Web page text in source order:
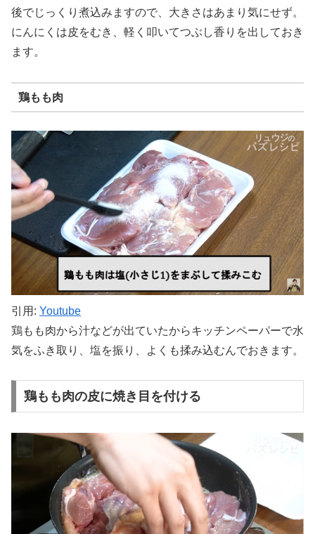
後でじっくり煮込みますので、大きさはあまり気にせず。
にんにくは皮をむき、軽く叩いてつぶし香りを出しておき
ます。
鶏もも肉
引用: Youtube
鶏もも肉から汁などが出ていたからキッチンペーパーで水
気をふき取り、塩を振り、よくも揉み込むんでおきます。
鶏もも肉の皮に焼き目を付ける